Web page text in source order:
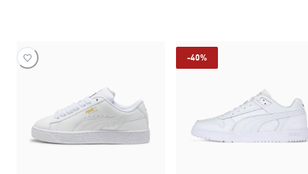
-40%